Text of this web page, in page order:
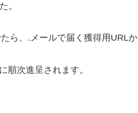
。
ら、.メールで届く獲得用URL
順次進呈されます。